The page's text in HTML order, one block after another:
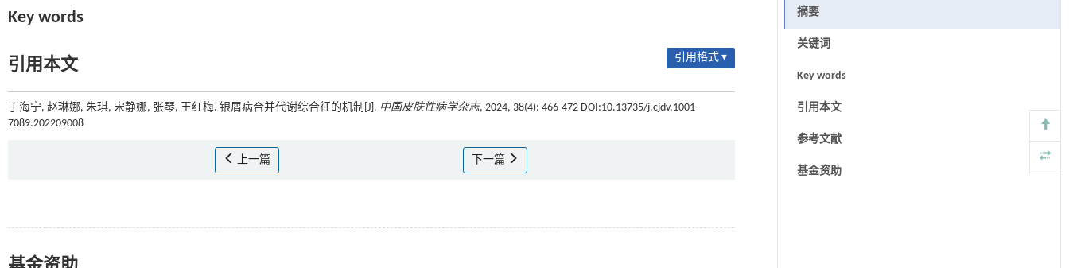
Key words
引用本文 引用格式 ▾
丁海宁, 赵琳娜, 朱琪, 宋静娜, 张琴, 王红梅. 银屑病合并代谢综合征的机制[J]. 中国皮肤性病学杂志, 2024, 38(4): 466-472 DOI:10.13735/j.cjdv.1001-
7089.202209008
上一篇 下一篇
摘要
关键词
Key words
引用本文
参考文献
基金资助